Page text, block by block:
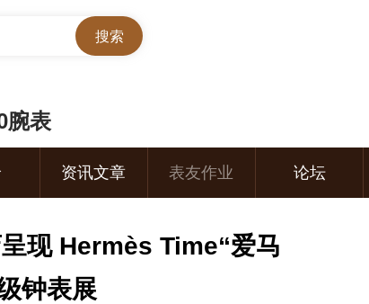
腕表
资讯文章 表友作业 论坛
现 Hermès Time“爱马
钟表展